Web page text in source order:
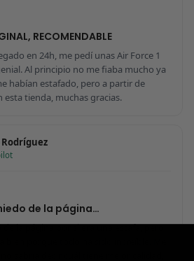
RECOMENDABLE
en 24h, me pedí unas Air Force 1
Al principio no me fiaba mucho ya
habían estafado, pero a partir de
tienda, muchas gracias.
de la página…
la página por si era una estafa, pero
bien porque todo ha sido increíble. Me